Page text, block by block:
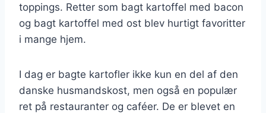
toppings. Retter som bagt kartoffel med bacon
og bagt kartoffel med ost blev hurtigt favoritter
i mange hjem.
I dag er bagte kartofler ikke kun en del af den
danske husmandskost, men også en populær
ret på restauranter og caféer. De er blevet en